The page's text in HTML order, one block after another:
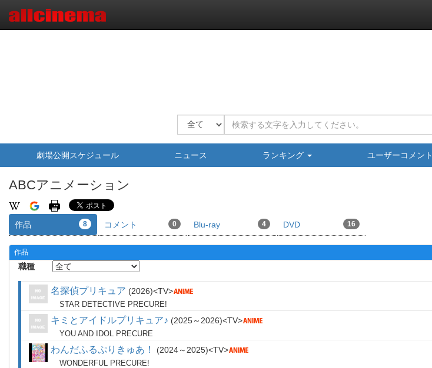
劇場公開スケジュール ニュース ランキング ユーザーコメント
ABCアニメーション
作品 8 コメント 0 Blu-ray 4 DVD 16
作品
職種
名探偵プリキュア 2026 TV
STAR DETECTIVE PRECURE!
キミとアイドルプリキュア♪ 2025～2026 TV
YOU AND IDOL PRECURE
わんだふるぷりきゅあ！ 2024～2025 TV
WONDERFUL PRECURE!